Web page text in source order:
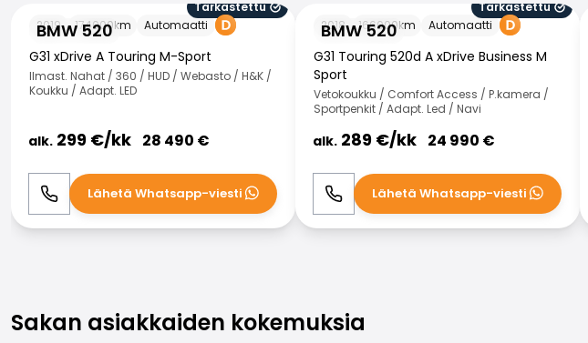
BMW 520
Tarkastettu
2019
174000km Automaatti
G31 xDrive A Touring M-Sport
Ilmast. Nahat / 360 / HUD / Webasto / H&K /
Koukku / Adapt. LED
alk. 299 €/kk 28 490 €
Soita WhatsApp
Lähetä Whatsapp-viesti
BMW 520
Tarkastettu
2018
166000km Automaatti
G31 Touring 520d A xDrive Business M
Sport
Vetokoukku / Comfort Access / P.kamera /
Sportpenkit / Adapt. Led / Navi
alk. 289 €/kk 24 990 €
Soita WhatsApp
Lähetä Whatsapp-viesti
Sakan asiakkaiden kokemuksia